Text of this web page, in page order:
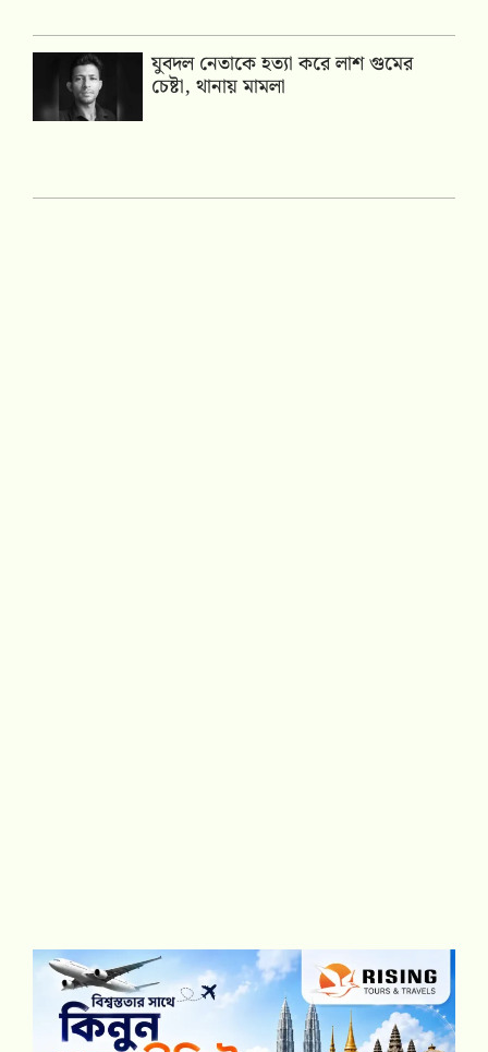
যুবদল নেতাকে হত্যা করে লাশ গুমের
চেষ্টা, থানায় মামলা